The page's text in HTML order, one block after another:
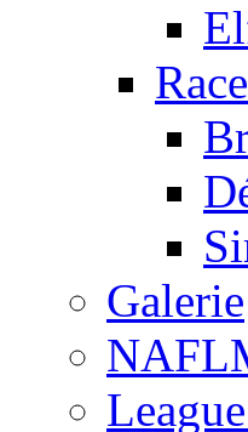
Galerie